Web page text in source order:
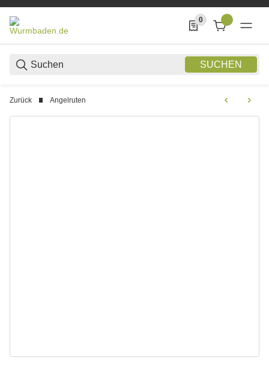
SUCHEN
0
0 Produkte in der
Zurück Angelruten